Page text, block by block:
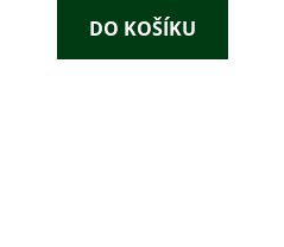
DO KOŠÍKU